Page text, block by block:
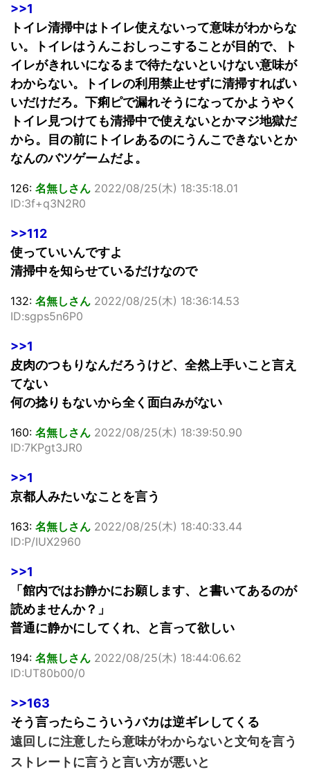
>>1
トイレ清掃中はトイレ使えないって意味がわからな
い。トイレはうんこおしっこすることが目的で、ト
イレがきれいになるまで待たないといけない意味が
わからない。トイレの利用禁止せずに清掃すればい
いだけだろ。下痢ピで漏れそうになってかようやく
トイレ見つけても清掃中で使えないとかマジ地獄だ
から。目の前にトイレあるのにうんこできないとか
なんのバツゲームだよ。
126: 名無しさん 2022/08/25(木) 18:35:18.01
ID:3f+q3N2R0
>>112
使っていいんですよ
清掃中を知らせているだけなので
132: 名無しさん 2022/08/25(木) 18:36:14.53
ID:sgps5n6P0
>>1
皮肉のつもりなんだろうけど、全然上手いこと言え
てない
何の捻りもないから全く面白みがない
160: 名無しさん 2022/08/25(木) 18:39:50.90
ID:7KPgt3JR0
>>1
京都人みたいなことを言う
163: 名無しさん 2022/08/25(木) 18:40:33.44
ID:P/IUX2960
>>1
「館内ではお静かにお願します、と書いてあるのが
読めませんか？」
普通に静かにしてくれ、と言って欲しい
194: 名無しさん 2022/08/25(木) 18:44:06.62
ID:UT80b00/0
>>163
そう言ったらこういうバカは逆ギレしてくる
遠回しに注意したら意味がわからないと文句を言う
ストレートに言うと言い方が悪いと